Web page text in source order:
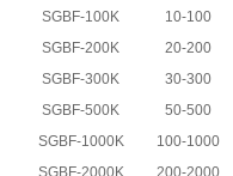
SGBF-100K
10-100
SGBF-200K
20-200
SGBF-300K
30-300
SGBF-500K
50-500
SGBF-1000K
100-1000
SGBF-2000K
200-2000